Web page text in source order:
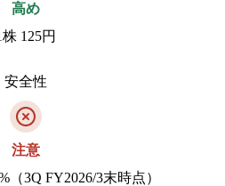
高め
株 125円
安全性
注意
（3Q FY2026/3末時点）